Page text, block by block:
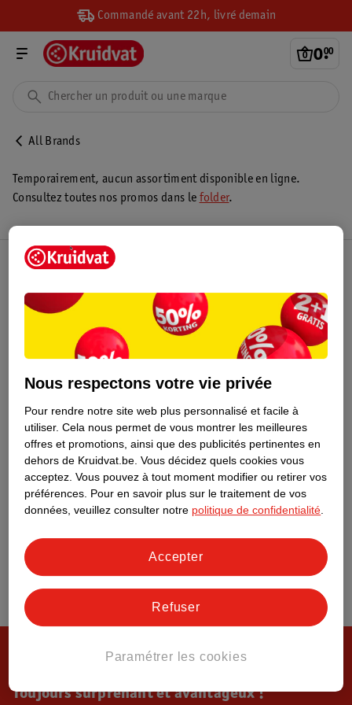
Commandé avant 22h, livré demain
0.
00
All Brands
Temporairement, aucun assortiment disponible en ligne.
Consultez toutes nos promos dans le folder.
Toujours surprenant et avantageux !
Nous respectons votre vie privée
Pour rendre notre site web plus personnalisé et facile à
utiliser. Cela nous permet de vous montrer les meilleures
offres et promotions, ainsi que des publicités pertinentes en
dehors de Kruidvat.be. Vous décidez quels cookies vous
acceptez. Vous pouvez à tout moment modifier ou retirer vos
préférences. Pour en savoir plus sur le traitement de vos
données, veuillez consulter notre politique de confidentialité
Paramétrer les cookies
Refuser
Accepter